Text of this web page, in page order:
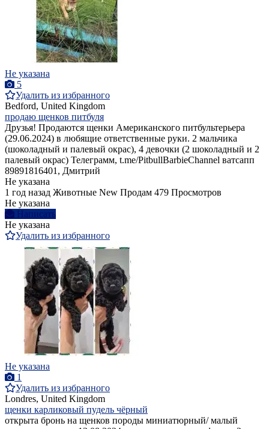
Не указана
5
Удалить из избранного
Bedford, United Kingdom
продаю щенков питбуля
Друзья! Продаются щенки Американского питбультерьера
(29.06.2024) в любящие ответственные руки. 2 мальчика
(шоколадный и палевый окрас), 4 девочки (2 шоколадный и 2
палевый окрас) Телеграмм, t.me/PitbullBarbieChannel ватсапп
89891816401, Дмитрий
Не указана
1 год назад Животные New Продам 479 Просмотров
Не указана
Написать
Не указана
Удалить из избранного
Не указана
1
Удалить из избранного
Londres, United Kingdom
щенки карликовый пудель чёрный
открыта бронь на щенков породы миниатюрный/ малый